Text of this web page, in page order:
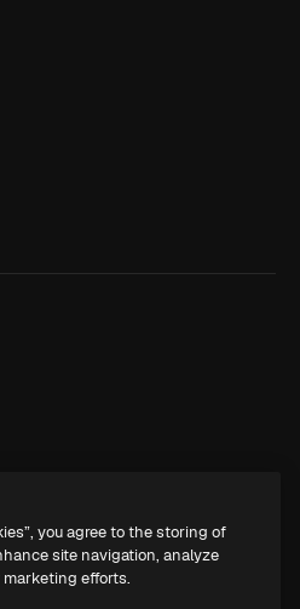
you agree to the storing of
site navigation, analyze
efforts.